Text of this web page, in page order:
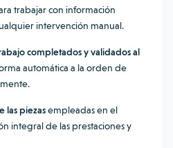
trabajar con información
intervención manual.
completados y validados al
automática a la orden de
las piezasempleadas en el
integral de las prestaciones y